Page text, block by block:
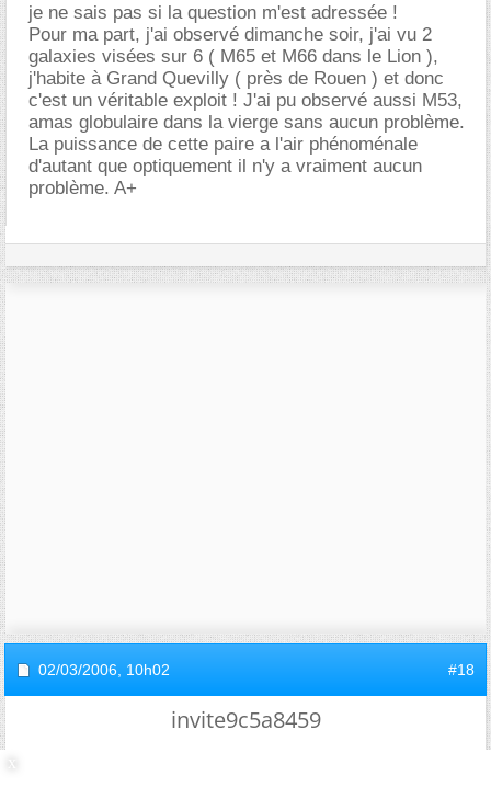
je ne sais pas si la question m'est adressée !
Pour ma part, j'ai observé dimanche soir, j'ai vu 2
galaxies visées sur 6 ( M65 et M66 dans le Lion ),
j'habite à Grand Quevilly ( près de Rouen ) et donc
c'est un véritable exploit ! J'ai pu observé aussi M53,
amas globulaire dans la vierge sans aucun problème.
La puissance de cette paire a l'air phénoménale
d'autant que optiquement il n'y a vraiment aucun
problème. A+
02/03/2006, 10h02 #18
invite9c5a8459